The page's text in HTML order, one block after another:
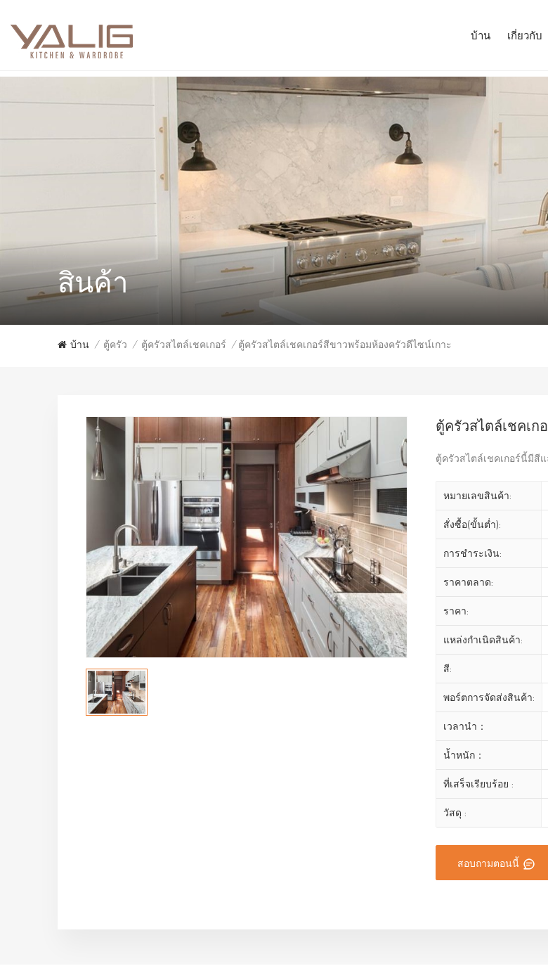
บ้าน เกี่ยวกับ
สินค้า
บ้าน / ตู้ครัว / ตู้ครัวสไตล์เชคเกอร์ / ตู้ครัวสไตล์เชคเกอร์สีขาวพร้อมห้องครัวดีไซน์เกาะ
ตู้ครัวสไตล์เชคเก
ตู้ครัวสไตล์เชคเกอร์นี้มีสี
หมายเลขสินค้า:
สั่งซื้อ(ขั้นต่ำ):
การชำระเงิน:
ราคาตลาด:
ราคา:
แหล่งกำเนิดสินค้า:
สี:
พอร์ตการจัดส่งสินค้า:
เวลานำ：
น้ำหนัก：
ที่เสร็จเรียบร้อย :
วัสดุ :
สอบถามตอนนี้